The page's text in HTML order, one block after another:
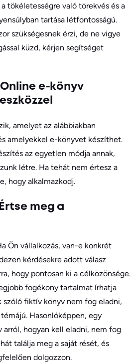
tökéletességre való törekvés és a
tartása létfontosságú.
szükségesnek érzi, de ne vigye
küzd, kérjen segítséget
e-könyv
amelyet az alábbiakban
amelyekkel e-könyvet készíthet.
az egyetlen módja annak,
létre. Ha tehát nem értesz a
hogy alkalmazkodj.
meg a
Ön vállalkozás, van-e konkrét
kérdésekre adott válasz
hogy pontosan ki a célközönsége.
fogékony tartalmat írhatja
szóló fiktív könyv nem fog eladni,
Hasonlóképpen, egy
hogyan kell eladni, nem fog
találja meg a saját rését, és
dolgozzon.